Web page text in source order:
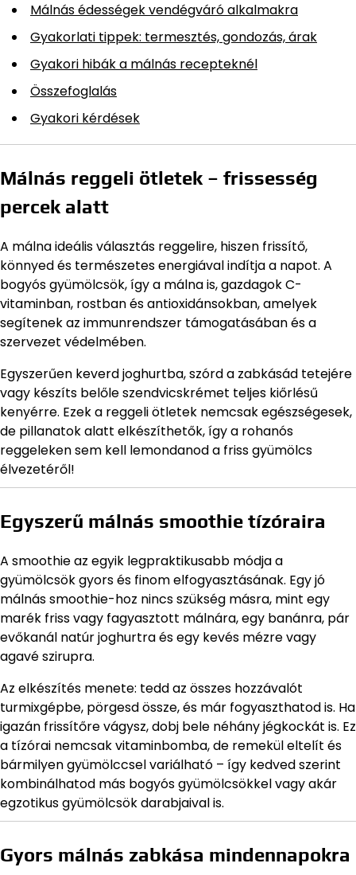
Málnás édességek vendégváró alkalmakra
Gyakorlati tippek: termesztés, gondozás, árak
Gyakori hibák a málnás recepteknél
Összefoglalás
Gyakori kérdések
Málnás reggeli ötletek – frissesség
percek alatt
A málna ideális választás reggelire, hiszen frissítő,
könnyed és természetes energiával indítja a napot. A
bogyós gyümölcsök, így a málna is, gazdagok C-
vitaminban, rostban és antioxidánsokban, amelyek
segítenek az immunrendszer támogatásában és a
szervezet védelmében.
Egyszerűen keverd joghurtba, szórd a zabkásád tetejére
vagy készíts belőle szendvicskrémet teljes kiőrlésű
kenyérre. Ezek a reggeli ötletek nemcsak egészségesek,
de pillanatok alatt elkészíthetők, így a rohanós
reggeleken sem kell lemondanod a friss gyümölcs
élvezetéről!
Egyszerű málnás smoothie tízóraira
A smoothie az egyik legpraktikusabb módja a
gyümölcsök gyors és finom elfogyasztásának. Egy jó
málnás smoothie-hoz nincs szükség másra, mint egy
marék friss vagy fagyasztott málnára, egy banánra, pár
evőkanál natúr joghurtra és egy kevés mézre vagy
agavé szirupra.
Az elkészítés menete: tedd az összes hozzávalót
turmixgépbe, pörgesd össze, és már fogyaszthatod is. Ha
igazán frissítőre vágysz, dobj bele néhány jégkockát is. Ez
a tízórai nemcsak vitaminbomba, de remekül eltelít és
bármilyen gyümölccsel variálható – így kedved szerint
kombinálhatod más bogyós gyümölcsökkel vagy akár
egzotikus gyümölcsök darabjaival is.
Gyors málnás zabkása mindennapokra